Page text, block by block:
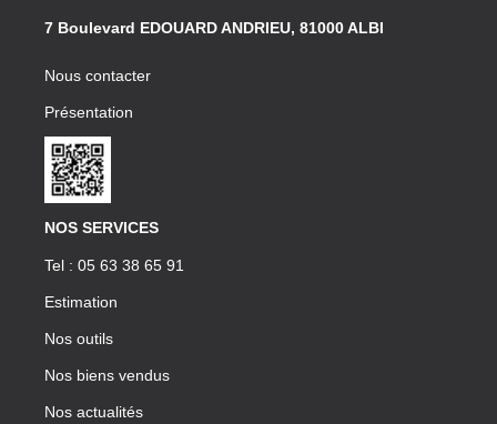
7 Boulevard EDOUARD ANDRIEU, 81000 ALBI
Nous contacter
Présentation
NOS SERVICES
Tel : 05 63 38 65 91
Estimation
Nos outils
Nos biens vendus
Nos actualités